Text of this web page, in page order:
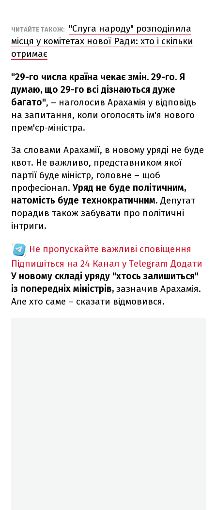
ЧИТАЙТЕ ТАКОЖ:
"Слуга народу" розподілила
місця у комітетах нової Ради: хто і скільки
отримає
"29-го числа країна чекає змін. 29-го. Я
думаю, що 29-го всі дізнаються дуже
багато", – наголосив Арахамія у відповідь
на запитання, коли оголосять ім'я нового
прем'єр-міністра.
За словами Арахамії, в новому уряді не буде
квот. Не важливо, представником якої
партії буде міністр, головне – щоб
професіонал. Уряд не буде політичним,
натомість буде технократичним. Депутат
порадив також забувати про політичні
інтриги.
Не пропускайте важливі сповіщення
Підпишіться на 24 Канал у Telegram Додати
У новому складі уряду "хтось залишиться"
із попередніх міністрів, зазначив Арахамія.
Але хто саме – сказати відмовився.